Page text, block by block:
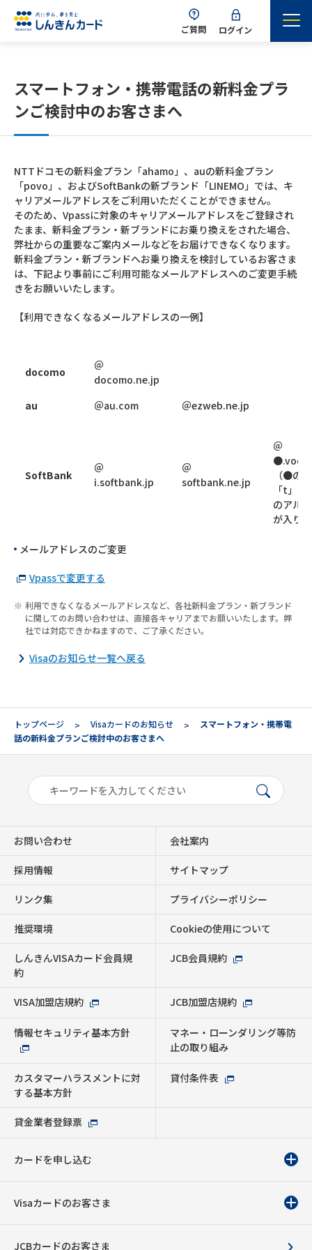
ご質問 ログイン
スマートフォン・携帯電話の新料金プラ
ンご検討中のお客さまへ
NTTドコモの新料金プラン「ahamo」、auの新料金プラン
「povo」、およびSoftBankの新ブランド「LINEMO」では、キ
ャリアメールアドレスをご利用いただくことができません。
そのため、Vpassに対象のキャリアメールアドレスをご登録され
たまま、新料金プラン・新ブランドにお乗り換えをされた場合、
弊社からの重要なご案内メールなどをお届けできなくなります。
新料金プラン・新ブランドへお乗り換えを検討しているお客さま
は、下記より事前にご利用可能なメールアドレスへのご変更手続
きをお願いいたします。
【利用できなくなるメールアドレスの一例】
docomo
＠
docomo.ne.jp
au
＠au.com ＠ezweb.ne.jp
SoftBank
＠
i.softbank.jp
＠
softbank.ne.jp
＠
（●の
「t」
のアル
が入り
メールアドレスのご変更
Vpassで変更する
利用できなくなるメールアドレスなど、各社新料金プラン・新ブランド
に関してのお問い合わせは、直接各キャリアまでお願いいたします。弊
社では対応できかねますので、ご了承ください。
Visaのお知らせ一覧へ戻る
トップページ Visaカードのお知らせ
スマートフォン・携帯電
話の新料金プランご検討中のお客さまへ
お問い合わせ 会社案内
採用情報 サイトマップ
リンク集 プライバシーポリシー
推奨環境 Cookieの使用について
しんきんVISAカード会員規
約
JCB会員規約
VISA加盟店規約 JCB加盟店規約
情報セキュリティ基本方針
マネー・ローンダリング等防
止の取り組み
カスタマーハラスメントに対
する基本方針
貸付条件表
貸金業者登録票
カードを申し込む
Visaカードのお客さま
JCBカードのお客さま